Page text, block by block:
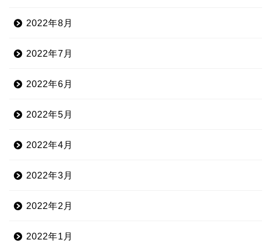
2022年8月
2022年7月
2022年6月
2022年5月
2022年4月
2022年3月
2022年2月
2022年1月